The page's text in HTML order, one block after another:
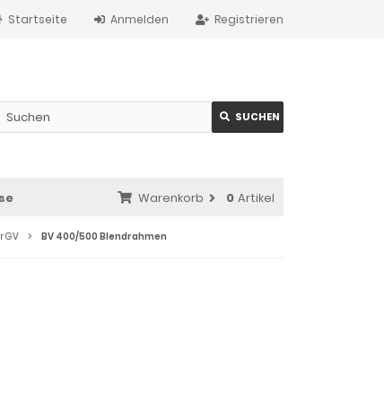
Registrieren
Anmelden
Startseite
SUCHEN
Warenkorb 0 Artikel
GV BV 400/500 Blendrahmen